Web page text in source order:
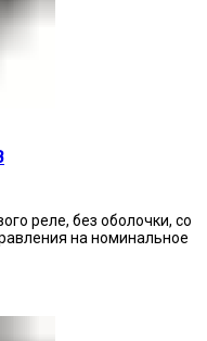
реле, без оболочки, со
на номинальное